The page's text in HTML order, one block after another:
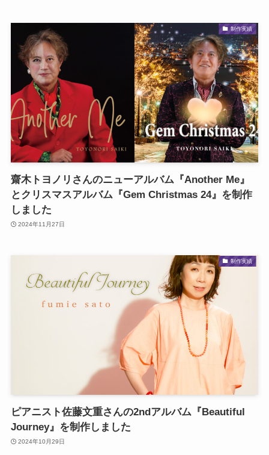
制作実績
齋木トヨノリさんのニューアルバム『Another Me』
とクリスマスアルバム『Gem Christmas 24』を制作
しました
2024年11月27日
制作実績
ピアニスト佐藤文重さんの2ndアルバム『Beautiful
Journey』を制作しました
2024年10月29日